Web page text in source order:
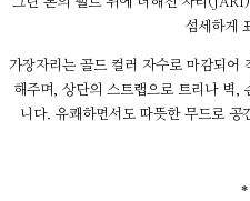
섬세하게
가장자리는 골드 컬러 자수로 마감되어
해주며, 상단의 스트랩으로 트리나 벽,
니다. 유쾌하면서도 따뜻한 무드로 공